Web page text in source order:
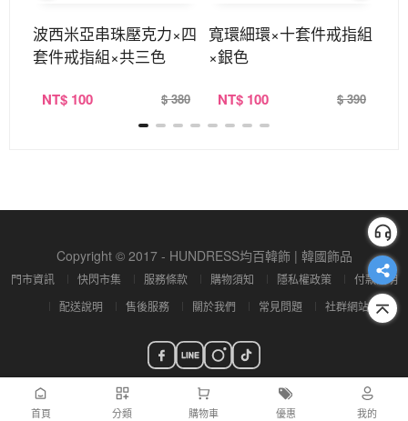
波西米亞串珠壓克力×四
套件戒指組×共三色
NT$ 100 $ 380
寬環細環×十套件戒指組
×銀色
NT$ 100 $ 390
首頁 分類 購物車 優惠 我的
Copyright © 2017 - HUNDRESS均百韓飾 | 韓國飾品
門市資訊 快閃市集 服務條款 購物須知 隱私權政策
付款說明
配送說明
售後服務 關於我們 常見問題 社群網站